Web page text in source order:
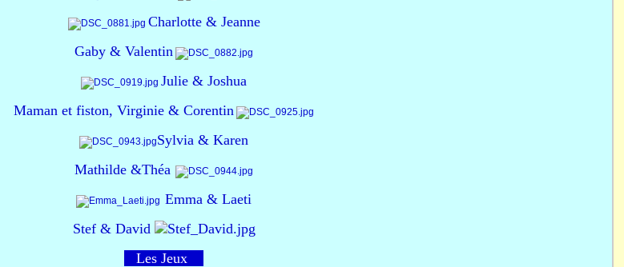
Charlotte & Jeanne
Gaby & Valentin
Julie & Joshua
Maman et fiston, Virginie & Corentin
Sylvia & Karen
Mathilde &Théa
Emma & Laeti​
Stef & David
Les Jeux